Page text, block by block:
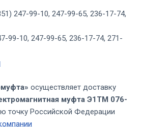
247-99-10, 247-99-65, 236-17-74,
99-10, 247-99-65, 236-17-74, 271-
осуществляет доставку
муфта Э1ТМ 076-
точку Российской Федерации